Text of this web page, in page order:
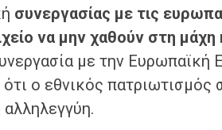
συνεργασίας με τις
να μην χαθούν στη μάχη
με την Ευρωπαϊκή
ο εθνικός πατριωτισμός